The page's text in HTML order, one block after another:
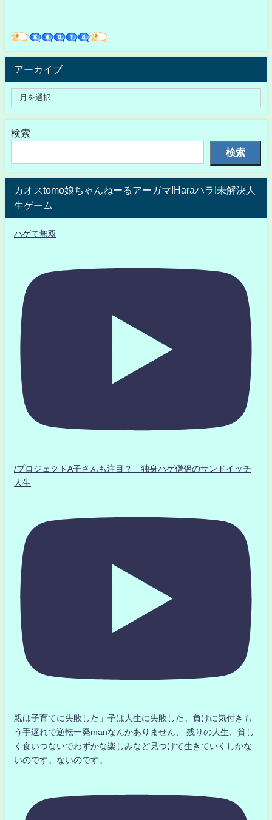
アーカイブ
検索
検索
カオスtomo娘ちゃんねーるアーガマ!Haraハラ!未解決人
生ゲーム
ハゲて無双
/プロジェクトA子さんも注目？ 独身ハゲ僧侶のサンドイッチ
人生
親は子育てに失敗した」子は人生に失敗した。負けに気付きも
う手遅れで逆転一発manなんかありません、 残りの人生、貧し
く食いつないでわずかな楽しみなど見つけて生きていくしかな
いのです。ないのです。